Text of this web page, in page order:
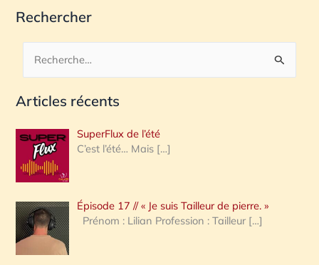
Rechercher
c
e
r
c
h
e
Articles récents
SuperFlux de l’été
C’est l’été… Mais […]
Épisode 17 // « Je suis Tailleur de pierre. »
Prénom : Lilian Profession : Tailleur […]